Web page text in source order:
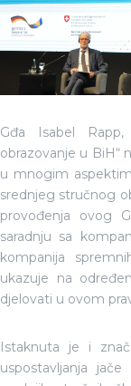
Gđa Isabel
obrazovanje u BiH“
u mnogim
srednjeg stručnog
provođenja ovog
saradnju sa
kompanija
ukazuje na
djelovati u ovom
Istaknuta je i
uspostavljanja